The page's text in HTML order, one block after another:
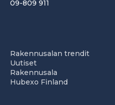
09-809 911
Rakennusalan trendit
Uutiset
Rakennusala
Hubexo Finland